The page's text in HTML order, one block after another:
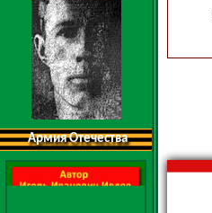
Армия Отечества